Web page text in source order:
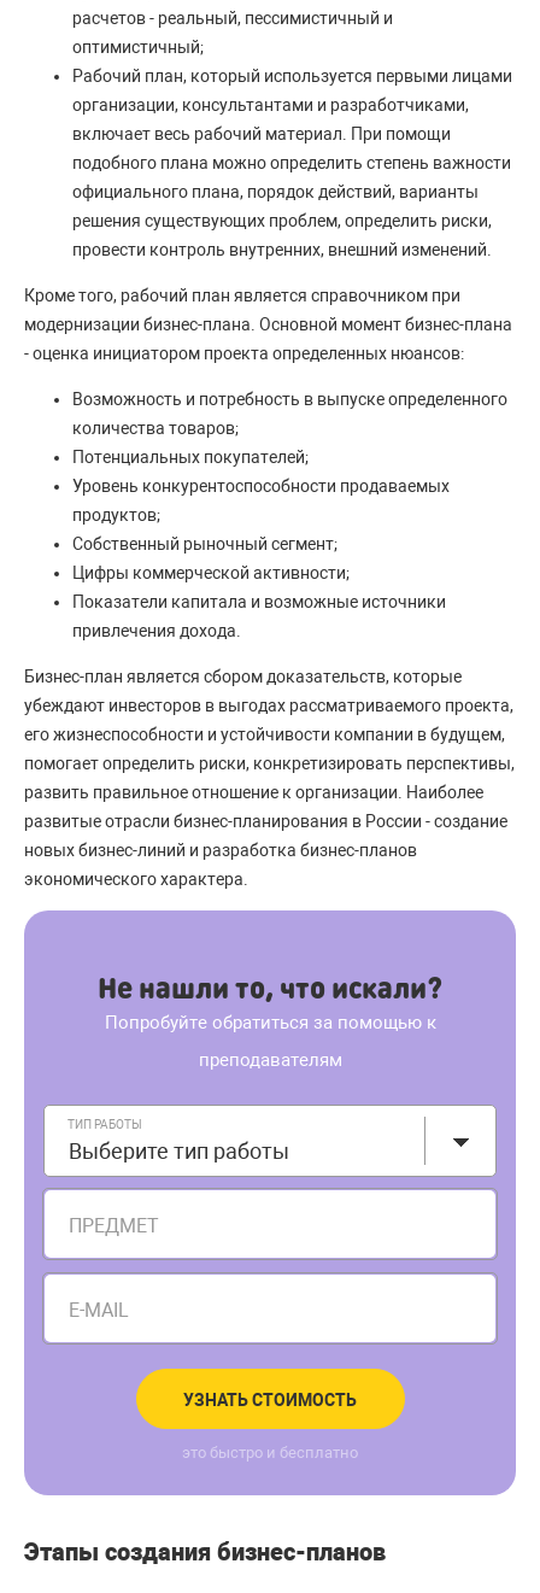
расчетов - реальный, пессимистичный и
оптимистичный;
Рабочий план, который используется первыми лицами
организации, консультантами и разработчиками,
включает весь рабочий материал. При помощи
подобного плана можно определить степень важности
официального плана, порядок действий, варианты
решения существующих проблем, определить риски,
провести контроль внутренних, внешний изменений.
Кроме того, рабочий план является справочником при
модернизации бизнес-плана. Основной момент бизнес-плана
- оценка инициатором проекта определенных нюансов:
Возможность и потребность в выпуске определенного
количества товаров;
Потенциальных покупателей;
Уровень конкурентоспособности продаваемых
продуктов;
Собственный рыночный сегмент;
Цифры коммерческой активности;
Показатели капитала и возможные источники
привлечения дохода.
Бизнес-план является сбором доказательств, которые
убеждают инвесторов в выгодах рассматриваемого проекта,
его жизнеспособности и устойчивости компании в будущем,
помогает определить риски, конкретизировать перспективы,
развить правильное отношение к организации. Наиболее
развитые отрасли бизнес-планирования в России - создание
новых бизнес-линий и разработка бизнес-планов
экономического характера.
Не нашли то, что искали?
Попробуйте обратиться за помощью к
преподавателям
ТИП РАБОТЫ
Выберите тип работы
ПРЕДМЕТ
E-MAIL
УЗНАТЬ СТОИМОСТЬ
это быстро и бесплатно
Этапы создания бизнес-планов